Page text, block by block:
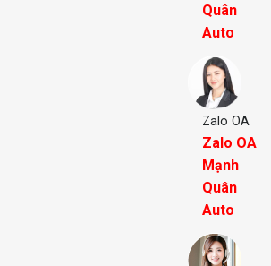
Quân
Auto
Zalo OA
Zalo OA
Mạnh
Quân
Auto